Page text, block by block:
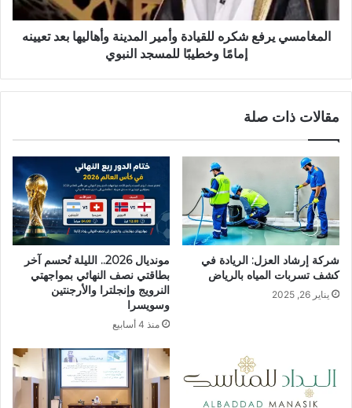
المغامسي يرفع شكره للقيادة وأمير المدينة وأهاليها بعد تعيينه
إمامًا وخطيبًا للمسجد النبوي
مقالات ذات صلة
شركة إرشاد العزل: الريادة في
كشف تسربات المياه بالرياض
يناير 26, 2025
مونديال 2026.. الليلة تُحسم آخر
بطاقتي نصف النهائي بمواجهتي
النرويج وإنجلترا والأرجنتين
وسويسرا
منذ 4 أسابيع